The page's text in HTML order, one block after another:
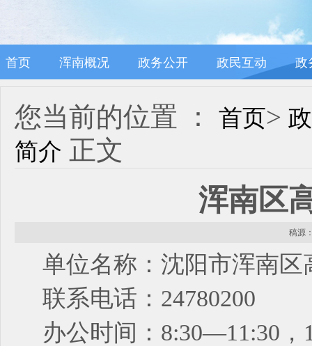
首页 浑南概况 政务公开 政民互动 政
您当前的位置 ： 首页>
简介 正文
浑南区
稿源
单位名称：沈阳市浑南区
联系电话：24780200
办公时间：8:30—11:30